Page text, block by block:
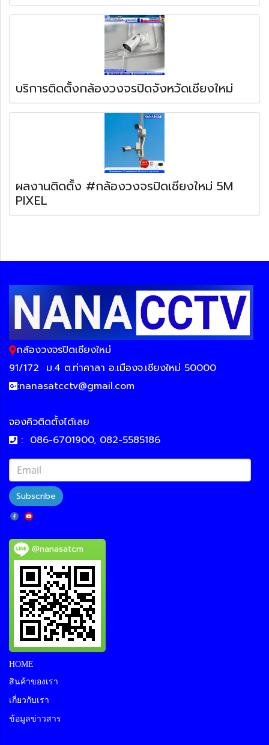
บริการติดตั้งกล้องวงจรปิดจังหวัดเชียงใหม่
ผลงานติดตั้ง #กล้องวงจรปิดเชียงใหม่ 5M
PIXEL
กล้องวงจรปิดเชียงใหม่
91/172 ม.4 ต.ท่าศาลา อ.เมืองจ.เชียงใหม่ 50000
:nanasatcctv@gmail.com
จองคิวติดตั้งได้เลย
: 086-6701900, 082-5585186
Subscribe
@nanasatcm
HOME
สินค้าของเรา
เกี่ยวกับเรา
ข้อมูลข่าวสาร